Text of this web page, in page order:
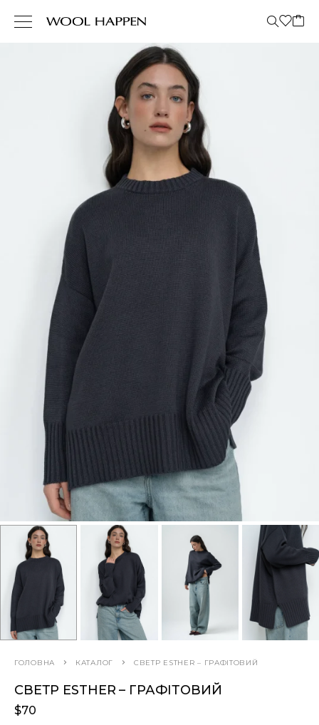
ГОЛОВНА КАТАЛОГ СВЕТР ESTHER – ГРАФІТОВИЙ
СВЕТР ESTHER – ГРАФІТОВИЙ
$70